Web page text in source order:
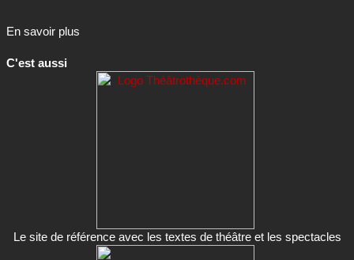
En savoir plus
C'est aussi
Le site de référence avec les textes de théâtre et les spectacles